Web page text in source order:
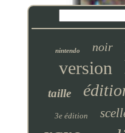
nintendo noir
version
taille
3e édition